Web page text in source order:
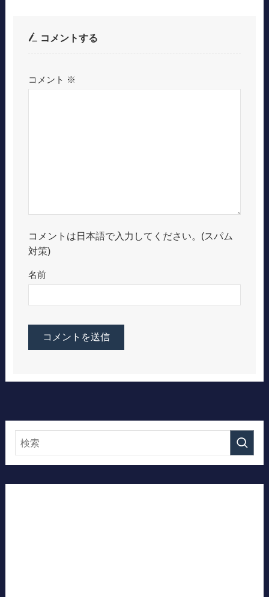
コメントする
コメント ※
コメントは日本語で入力してください。(スパム
対策)
名前